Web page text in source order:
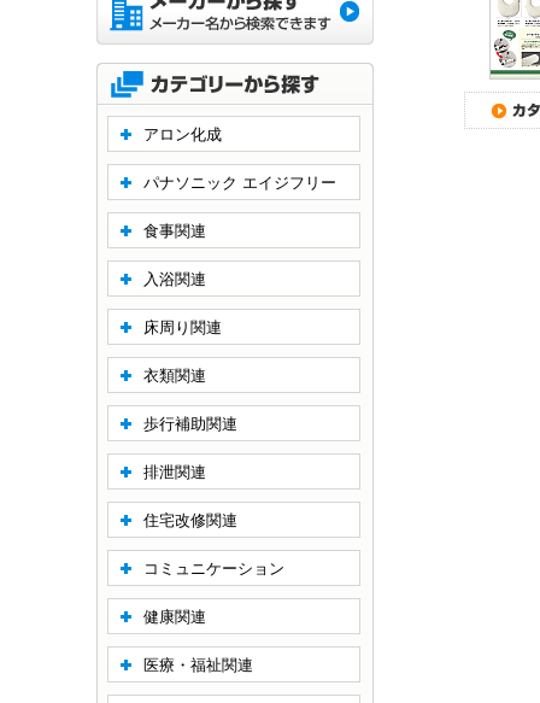
アロン化成
パナソニック エイジフリー
食事関連
入浴関連
床周り関連
衣類関連
歩行補助関連
排泄関連
住宅改修関連
コミュニケーション
健康関連
医療・福祉関連